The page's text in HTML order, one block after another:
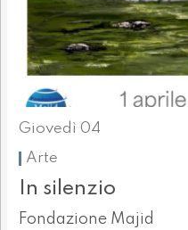
Giovedì 04
Arte
In silenzio
Fondazione Majid